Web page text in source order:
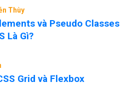
Thùy
và Pseudo Classes
Là Gì?
Grid và Flexbox